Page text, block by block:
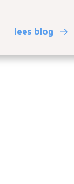
lees blog